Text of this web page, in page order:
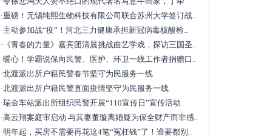
·重磅！无锡纯熙生物科技有限公司联合苏州大学签订战..
·主动参加战“疫”！河北三力健康承担新冠病毒核酸检..
· 《青春的力量》嘉宾团清晨挑战曲艺学戏，探访三国圣..
·暖心！学霸说保向民警、医护、环卫一线工作者捐赠口..
·北渡派出所户籍民警春节坚守为民服务一线
·北渡派出所户籍民警直面疫情坚守为民服务一线
·瑞金车站派出所组织民警开展“110宣传日”宣传活动
·高云翔案庭审启动 与其妻董璇离婚疑为保全财产而非感..
·明年起，买房不需要再花这4笔“冤枉钱”了！谁要都别..